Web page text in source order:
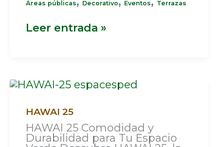
Áreas públicas Decorativo Eventos Terrazas
Leer entrada »
HAWAI 25
HAWAI 25 Comodidad y
Durabilidad para Tu Espacio
HAWAI